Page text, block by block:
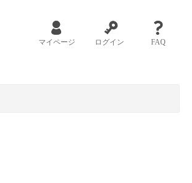
マイページ ログイン FAQ